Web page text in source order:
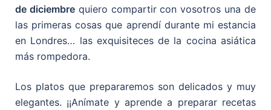
de diciembrequiero compartir con vosotros una de
las primeras cosas que aprendí durante mi estancia
en Londres… las exquisiteces de la cocina asiática
más rompedora.
Los platos que prepararemos son delicados y muy
elegantes. ¡¡Anímate y aprende a preparar recetas